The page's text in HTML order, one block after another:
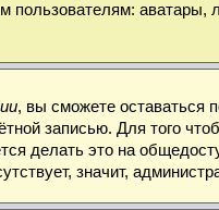
аватары,
, вы сможете оставаться
записью. Для того
делать это на
значит,